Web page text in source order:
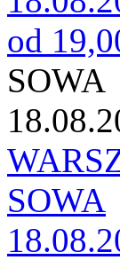
od
SOWA
SOWA